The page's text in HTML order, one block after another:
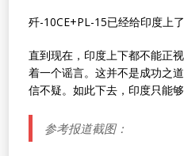
歼-10CE+PL-15已经给印度上
直到现在，印度上下都不能正
着一个谣言。这并不是成功之
信不疑。如此下去，印度只能
参考报道截图：